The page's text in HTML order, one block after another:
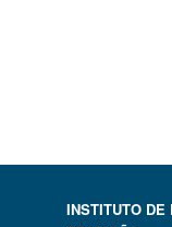
INSTITUTO DE